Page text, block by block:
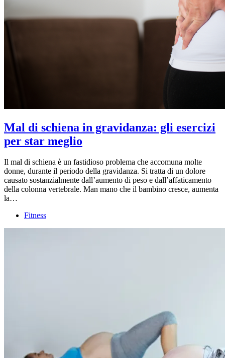
Mal di schiena in gravidanza: gli esercizi
per star meglio
Il mal di schiena è un fastidioso problema che accomuna molte
donne, durante il periodo della gravidanza. Si tratta di un dolore
causato sostanzialmente dall’aumento di peso e dall’affaticamento
della colonna vertebrale. Man mano che il bambino cresce, aumenta
la…
Fitness